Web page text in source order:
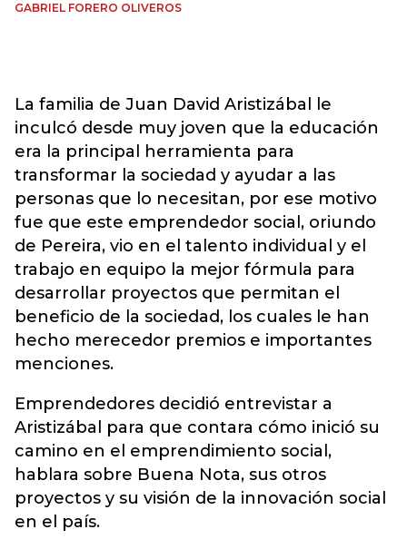
GABRIEL FORERO OLIVEROS
La familia de Juan David Aristizábal le
inculcó desde muy joven que la educación
era la principal herramienta para
transformar la sociedad y ayudar a las
personas que lo necesitan, por ese motivo
fue que este emprendedor social, oriundo
de Pereira, vio en el talento individual y el
trabajo en equipo la mejor fórmula para
desarrollar proyectos que permitan el
beneficio de la sociedad, los cuales le han
hecho merecedor premios e importantes
menciones.
Emprendedores decidió entrevistar a
Aristizábal para que contara cómo inició su
camino en el emprendimiento social,
hablara sobre Buena Nota, sus otros
proyectos y su visión de la innovación social
en el país.